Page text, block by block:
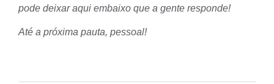
pode deixar aqui embaixo que a gente responde!
Até a próxima pauta, pessoal!